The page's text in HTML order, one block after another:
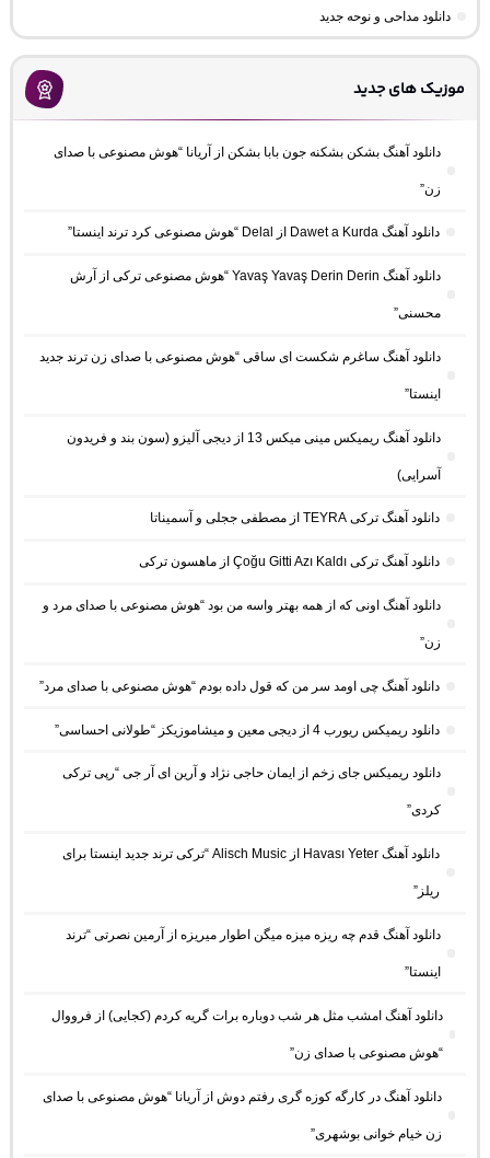
دانلود مداحی و نوحه جدید
موزیک های جدید
دانلود آهنگ بشکن بشکنه جون بابا بشکن از آریانا “هوش مصنوعی با صدای
زن”
دانلود آهنگ Dawet a Kurda از Delal “هوش مصنوعی کرد ترند اینستا”
دانلود آهنگ Yavaş Yavaş Derin Derin “هوش مصنوعی ترکی از آرش
محسنی”
دانلود آهنگ ساغرم شکست ای ساقی “هوش مصنوعی با صدای زن ترند جدید
اینستا”
دانلود آهنگ ریمیکس مینی میکس 13 از دیجی آلیزو (سون بند و فریدون
آسرایی)
دانلود آهنگ ترکی TEYRA از مصطفی ججلی و آسمیناتا
دانلود آهنگ ترکی Çoğu Gitti Azı Kaldı از ماهسون ترکی
دانلود آهنگ اونی که از همه بهتر واسه من بود “هوش مصنوعی با صدای مرد و
زن”
دانلود آهنگ چی اومد سر من که قول داده بودم “هوش مصنوعی با صدای مرد”
دانلود ریمیکس ریورب 4 از دیجی معین و میشاموزیکز “طولانی احساسی”
دانلود ریمیکس جای زخم از ایمان حاجی نژاد و آرین ای آر جی “رپی ترکی
کردی”
دانلود آهنگ Havası Yeter از Alisch Music “ترکی ترند جدید اینستا برای
ریلز”
دانلود آهنگ ﻗﺪم ﭼﻪ رﻳﺰه ﻣﻴﺰه ﻣﻴﮕﻦ اﻃﻮار ﻣﻴﺮﻳﺰه از آرمین نصرتی “ترند
اینستا”
دانلود آهنگ امشب مثل هر شب دوباره برات گریه کردم (کجایی) از فرووال
“هوش مصنوعی با صدای زن”
دانلود آهنگ در کارگه کوزه گری رفتم دوش از آریانا “هوش مصنوعی با صدای
زن خیام خوانی بوشهری”